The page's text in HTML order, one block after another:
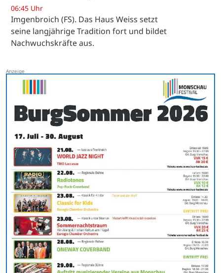
06:45 Uhr
Imgenbroich (FS). Das Haus Weiss setzt
seine langjährige Tradition fort und bildet
Nachwuchskräfte aus.